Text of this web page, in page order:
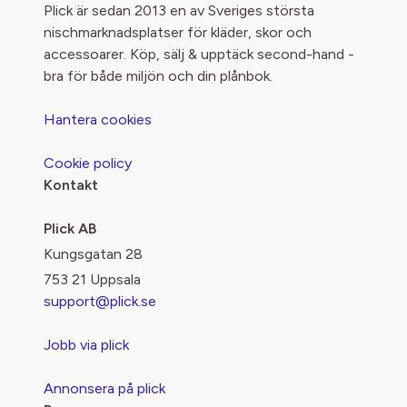
Plick är sedan 2013 en av Sveriges största
nischmarknadsplatser för kläder, skor och
accessoarer. Köp, sälj & upptäck second-hand -
bra för både miljön och din plånbok.
Hantera cookies
Cookie policy
Kontakt
Plick AB
Kungsgatan 28
753 21 Uppsala
support@plick.se
Jobb via plick
Annonsera på plick